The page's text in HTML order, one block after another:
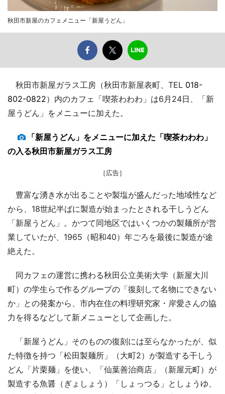
秋田市新屋のカフェメニュー「新屋うどん」
秋田市新屋ガラス工房（秋田市新屋表町、TEL 018-
802-0822）内のカフェ「喫茶わわわ」は6月24日、「新
屋うどん」をメニューに加えた。
「新屋うどん」をメニューに加えた「喫茶わわわ」
の入る秋田市新屋ガラス工房
［広告］
豊富な湧き水が出ることや製塩が盛んだった地域性など
から、18世紀半ばに製造が始まったとされる干しうどん
「新屋うどん」。かつて同地区ではいくつかの製麺所が営
業していたが、1965（昭和40）年ごろを最後に製造が途
絶えた。
同カフェの運営に携わる秋田公立美術大学（新屋大川
町）の学生らで作るグループの「復刻して名物にできない
か」との発案から、市内在住の料理研究家・岸愛さんの協
力を得るなどして新メニューとして企画した。
「新屋うどん」そのものの復刻には至らなかったが、似
た特徴を持つ「松田製麺所」（大町2）が製造する干しう
どん「片栗麺」を使い、「仙葉善治商店」（新屋元町）が
製造する魚醤（ぎょしょう）「しょっつる」としょうゆ、